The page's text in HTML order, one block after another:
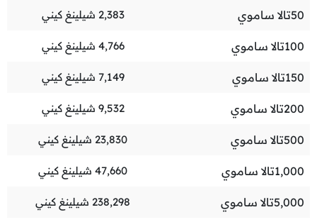
50تالا ساموي 2,383 شيلينغ كيني
100تالا ساموي 4,766 شيلينغ كيني
150تالا ساموي 7,149 شيلينغ كيني
200تالا ساموي 9,532 شيلينغ كيني
500تالا ساموي 23,830 شيلينغ كيني
1,000تالا ساموي 47,660 شيلينغ كيني
5,000تالا ساموي 238,298 شيلينغ كيني